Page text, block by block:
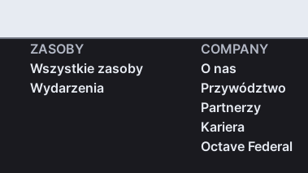
ZASOBY
Wszystkie zasoby
Wydarzenia
COMPANY
O nas
Przywództwo
Partnerzy
Kariera
Octave Federal